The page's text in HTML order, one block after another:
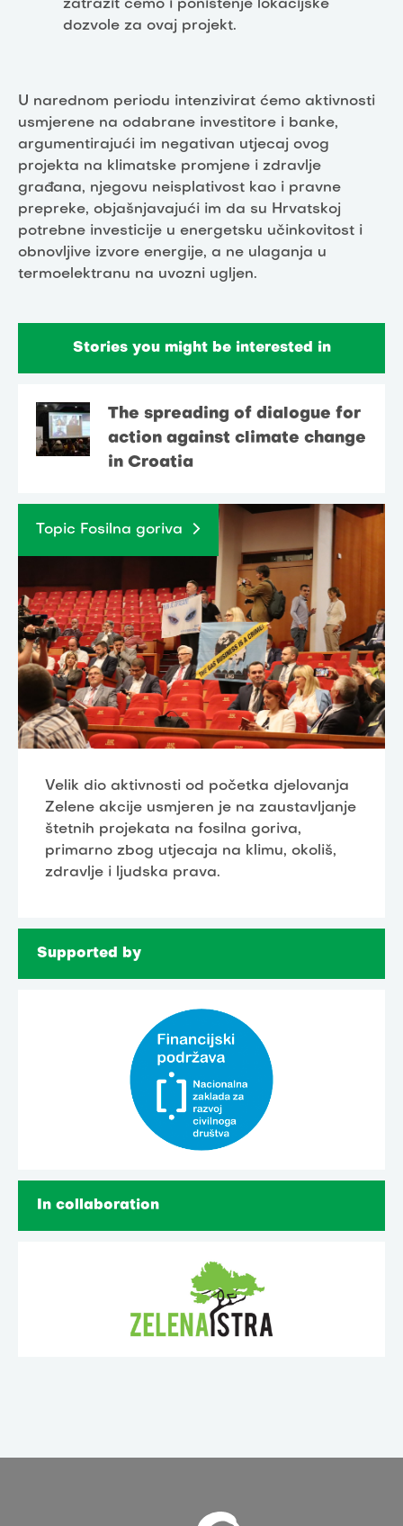
zatražit ćemo i poništenje lokacijske
dozvole za ovaj projekt.
U narednom periodu intenzivirat ćemo aktivnosti
usmjerene na odabrane investitore i banke,
argumentirajući im negativan utjecaj ovog
projekta na klimatske promjene i zdravlje
građana, njegovu neisplativost kao i pravne
prepreke, objašnjavajući im da su Hrvatskoj
potrebne investicije u energetsku učinkovitost i
obnovljive izvore energije, a ne ulaganja u
termoelektranu na uvozni ugljen.
Stories you might be interested in
The spreading of dialogue for
action against climate change
in Croatia
Topic Fosilna goriva
Velik dio aktivnosti od početka djelovanja
Zelene akcije usmjeren je na zaustavljanje
štetnih projekata na fosilna goriva,
primarno zbog utjecaja na klimu, okoliš,
zdravlje i ljudska prava.
Supported by
In collaboration